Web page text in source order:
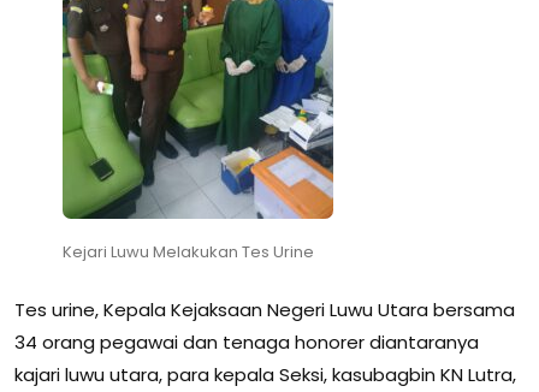
Kejari Luwu Melakukan Tes Urine
Tes urine, Kepala Kejaksaan Negeri Luwu Utara bersama
34 orang pegawai dan tenaga honorer diantaranya
kajari luwu utara, para kepala Seksi, kasubagbin KN Lutra,